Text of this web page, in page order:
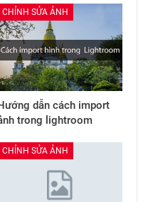
CHỈNH SỬA ẢNH
dẫn cách import
trong lightroom
CHỈNH SỬA ẢNH